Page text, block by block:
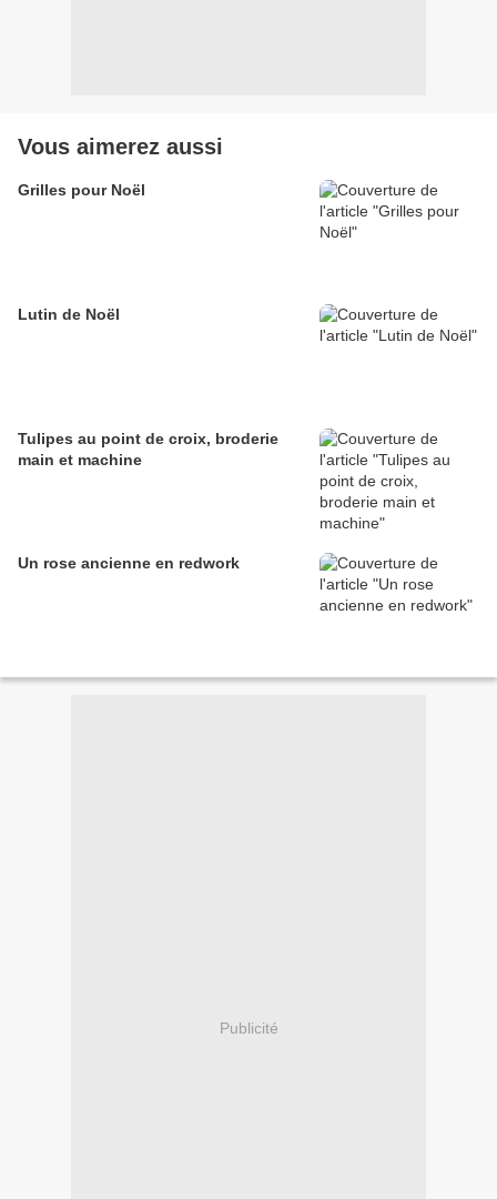
Vous aimerez aussi
Grilles pour Noël
Lutin de Noël
Tulipes au point de croix, broderie
main et machine
Un rose ancienne en redwork
Publicité